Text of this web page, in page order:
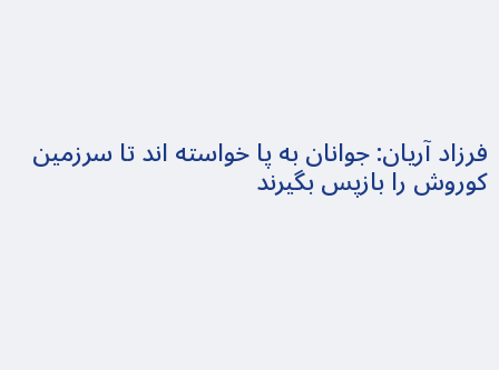
فرزاد آریان: جوانان به پا خواسته اند تا سرزمین
کوروش را بازپس بگیرند